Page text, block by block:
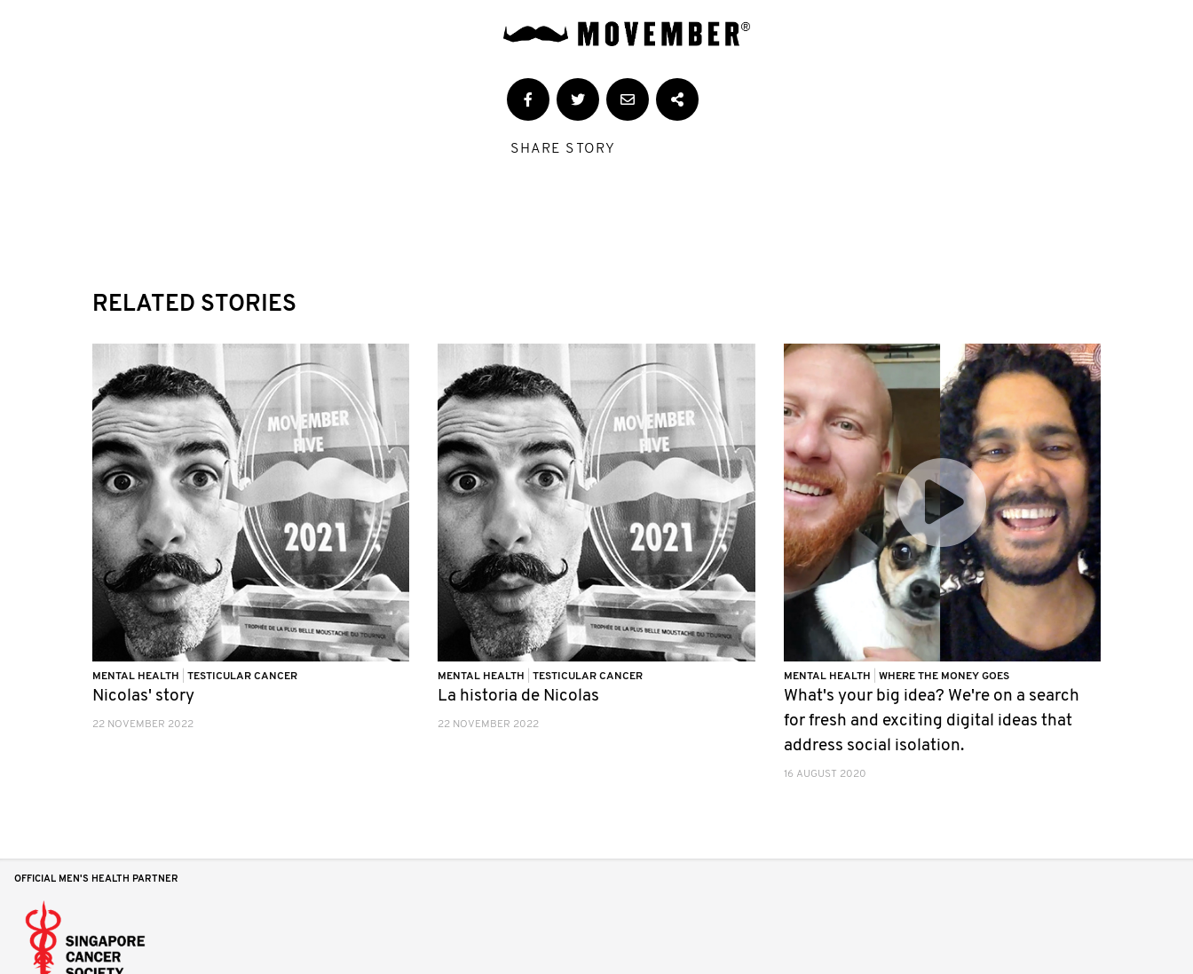
SHARE STORY
RELATED STORIES
MENTAL HEALTH TESTICULAR CANCER
Nicolas' story
22 NOVEMBER 2022
MENTAL HEALTH TESTICULAR CANCER
La historia de Nicolas
22 NOVEMBER 2022
MENTAL HEALTH WHERE THE MONEY GOES
What's your big idea? We're on a search
for fresh and exciting digital ideas that
address social isolation.
16 AUGUST 2020
OFFICIAL MEN'S HEALTH PARTNER